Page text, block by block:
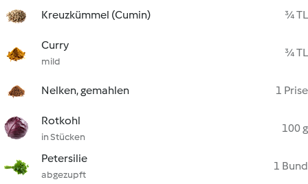
Kreuzkümmel (Cumin) ¾ TL
Curry
mild
¾ TL
Nelken, gemahlen 1 Prise
Rotkohl
in Stücken
100 g
Petersilie
abgezupft
1 Bund